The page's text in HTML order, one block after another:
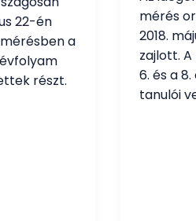
22-én
a
részt.
mérés
2018.
zajlott.
6. és a
tanulói